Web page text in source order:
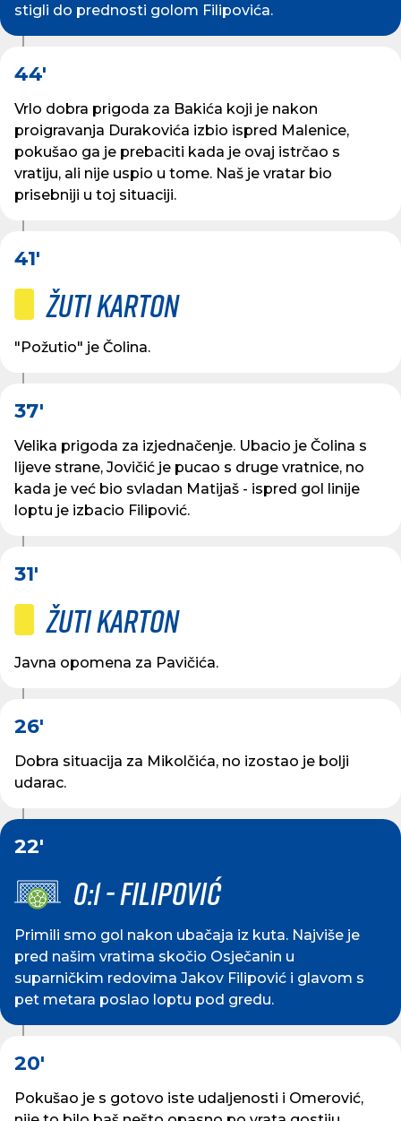
stigli do prednosti golom Filipovića.
44'
Vrlo dobra prigoda za Bakića koji je nakon
proigravanja Durakovića izbio ispred Malenice,
pokušao ga je prebaciti kada je ovaj istrčao s
vratiju, ali nije uspio u tome. Naš je vratar bio
prisebniji u toj situaciji.
41'
Žuti karton
"Požutio" je Čolina.
37'
Velika prigoda za izjednačenje. Ubacio je Čolina s
lijeve strane, Jovičić je pucao s druge vratnice, no
kada je već bio svladan Matijaš - ispred gol linije
loptu je izbacio Filipović.
31'
Žuti karton
Javna opomena za Pavičića.
26'
Dobra situacija za Mikolčića, no izostao je bolji
udarac.
22'
0:1 - FILIPOVIĆ
Primili smo gol nakon ubačaja iz kuta. Najviše je
pred našim vratima skočio Osječanin u
suparničkim redovima Jakov Filipović i glavom s
pet metara poslao loptu pod gredu.
20'
Pokušao je s gotovo iste udaljenosti i Omerović,